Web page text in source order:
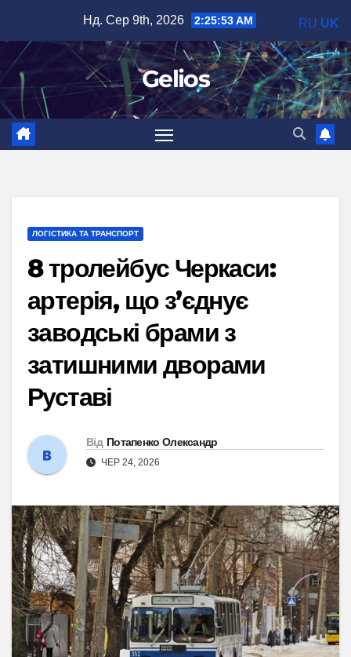
вмісту
Нд. Сер 9th, 2026 2:25:54 AM
Gelios
ЛОГІСТИКА ТА ТРАНСПОРТ
8 тролейбус Черкаси:
артерія, що з’єднує
заводські брами з
затишними дворами
Руставі
Від Потапенко Олександр
ЧЕР 24, 2026
RU UK